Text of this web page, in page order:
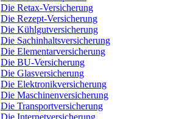
Die Retax-Versicherung
Die Rezept-Versicherung
Die Kühlgutversicherung
Die Sachinhaltsversicherung
Die Elementarversicherung
Die BU-Versicherung
Die Glasversicherung
Die Elektronikversicherung
Die Maschinenversicherung
Die Transportversicherung
Die Internetversicherung